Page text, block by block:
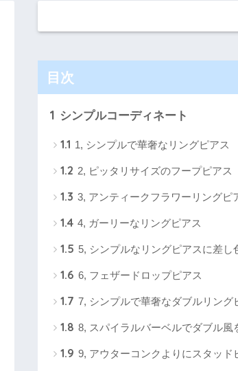
目次
1 シンプルコーディネート
1.1 1, シンプルで華奢なリングピアス
1.2 2, ピッタリサイズのフープピアス
1.3 3, アンティークフラワーリングピ
1.4 4, ガーリーなリングピアス
1.5 5, シンプルなリングピアスに差し
1.6 6, フェザードロップピアス
1.7 7, シンプルで華奢なダブルリング
1.8 8, スパイラルバーベルでダブル風
1.9 9, アウターコンクよりにスタッド